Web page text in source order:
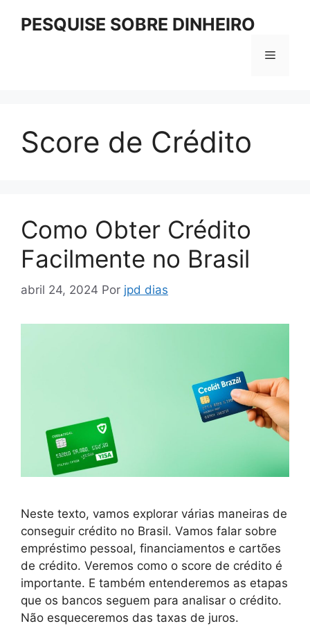
PESQUISE SOBRE DINHEIRO
Menu
Score de Crédito
Como Obter Crédito
Facilmente no Brasil
abril 24, 2024 Por jpd dias
Neste texto, vamos explorar várias maneiras de
conseguir crédito no Brasil. Vamos falar sobre
empréstimo pessoal, financiamentos e cartões
de crédito. Veremos como o score de crédito é
importante. E também entenderemos as etapas
que os bancos seguem para analisar o crédito.
Não esqueceremos das taxas de juros.